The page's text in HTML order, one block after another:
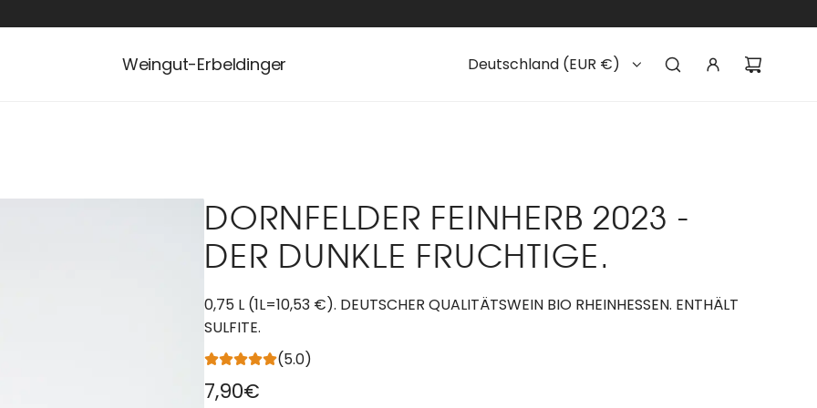
Weingut-Erbeldinger Deutschland (EUR €)
DORNFELDER FEINHERB 2023 -
DER DUNKLE FRUCHTIGE.
0,75 L (1L=10,53 €). DEUTSCHER QUALITÄTSWEIN BIO RHEINHESSEN. ENTHÄLT
SULFITE.
(5.0)
R
7,90€